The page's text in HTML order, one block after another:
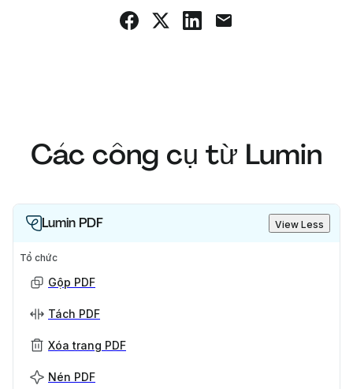
Các công cụ từ Lumin
Lumin PDF View Less
Tổ chức
Gộp PDF
Tách PDF
Xóa trang PDF
Nén PDF